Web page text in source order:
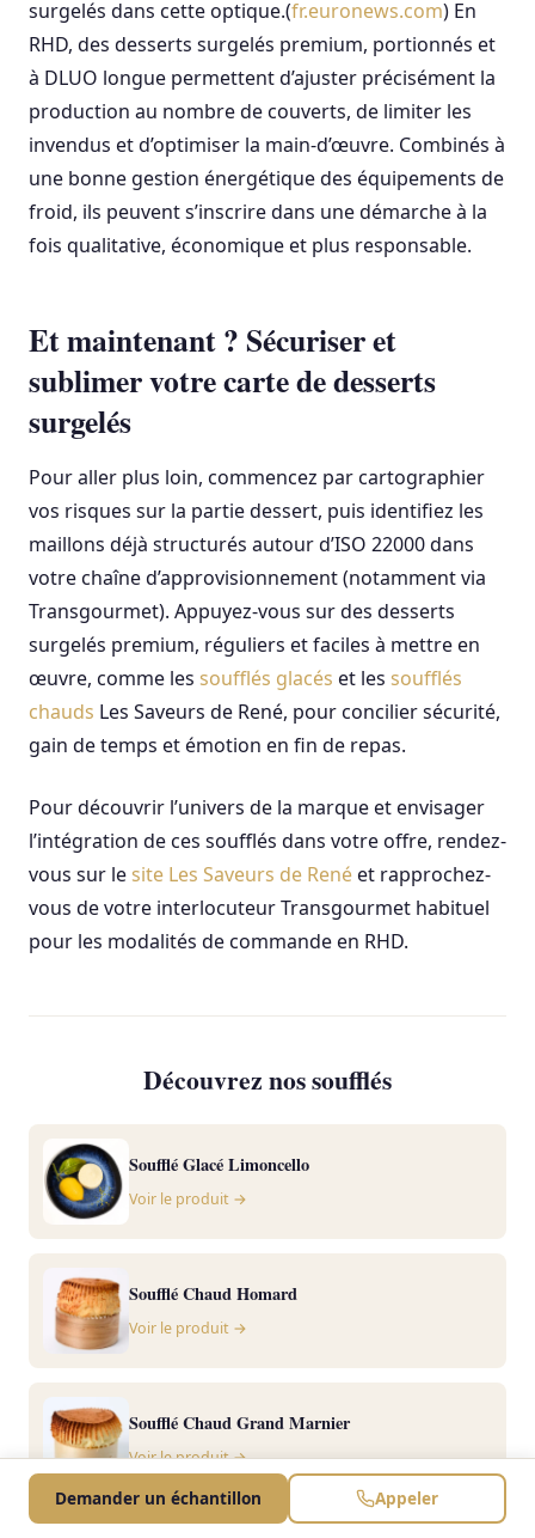
surgelés dans cette optique.(fr.euronews.com) En
RHD, des desserts surgelés premium, portionnés et
à DLUO longue permettent d’ajuster précisément la
production au nombre de couverts, de limiter les
invendus et d’optimiser la main-d’œuvre. Combinés à
une bonne gestion énergétique des équipements de
froid, ils peuvent s’inscrire dans une démarche à la
fois qualitative, économique et plus responsable.
Et maintenant ? Sécuriser et
sublimer votre carte de desserts
surgelés
Pour aller plus loin, commencez par cartographier
vos risques sur la partie dessert, puis identifiez les
maillons déjà structurés autour d’ISO 22000 dans
votre chaîne d’approvisionnement (notamment via
Transgourmet). Appuyez-vous sur des desserts
surgelés premium, réguliers et faciles à mettre en
œuvre, comme les soufflés glacés et les soufflés
chauds Les Saveurs de René, pour concilier sécurité,
gain de temps et émotion en fin de repas.
Pour découvrir l’univers de la marque et envisager
l’intégration de ces soufflés dans votre offre, rendez-
vous sur lesite Les Saveurs de Renéet rapprochez-
vous de votre interlocuteur Transgourmet habituel
pour les modalités de commande en RHD.
Découvrez nos soufflés
Soufflé Glacé Limoncello
Voir le produit →
Soufflé Chaud Homard
Voir le produit →
Soufflé Chaud Grand Marnier
Voir le produit →
Demander un échantillon Appeler